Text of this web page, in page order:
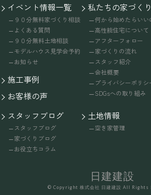
イベント情報一覧
９０分無料家づくり相談
よくある質問
９０分無料土地相談
モデルハウス見学会予約
お知らせ
施工事例
お客様の声
私たちの家づくり
何から始めたらいい
高性能住宅について
アフターフォロー
家づくりの流れ
スタッフ紹介
会社概要
プライバシーポリシ
SDGsへの取り組み
スタッフブログ
スタッフブログ
家づくりブログ
お役立ちコラム
土地情報
空き家管理
日建建設
© Copyright 株式会社 日建建設 All Rights